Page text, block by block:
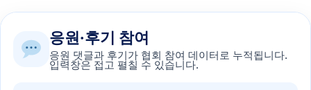
응원·후기 참여
응원 댓글과 후기가 협회 참여 데이터로 누적됩니다.
입력창은 접고 펼칠 수 있습니다.